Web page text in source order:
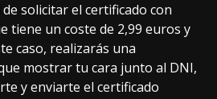
solicitar el certificado con
tiene un coste de 2,99 euros y
caso, realizarás una
mostrar tu cara junto al DNI,
y enviarte el certificado